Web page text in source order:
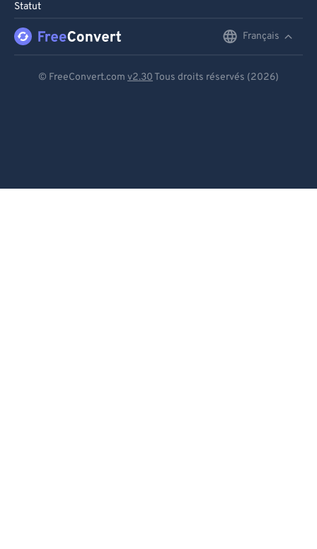
Statut
Français
© FreeConvert.com v2.30 Tous droits réservés (2026)